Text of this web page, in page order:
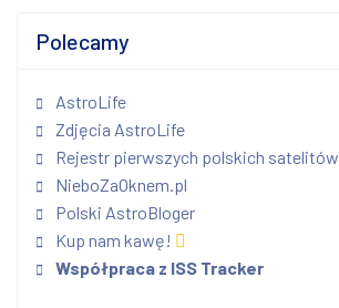
Polecamy
AstroLife
Zdjęcia AstroLife
Rejestr pierwszych polskich satelitów
NieboZaOknem.pl
Polski AstroBloger
Kup nam kawę!
Współpraca z ISS Tracker